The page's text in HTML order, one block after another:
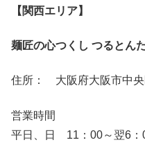
【関西エリア】
麺匠の心つくし つるとん
住所： 大阪府大阪市中央
営業時間
平日、日 11：00～翌6：